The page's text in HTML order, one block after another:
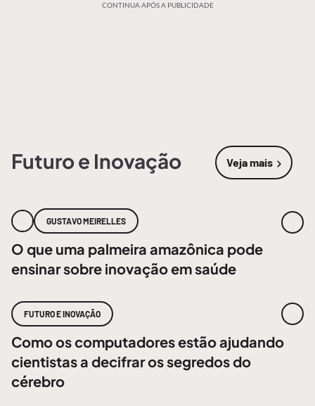
CONTINUA APÓS A PUBLICIDADE
Futuro e Inovação Veja mais
sobre
GUSTAVO MEIRELLES
O que uma palmeira amazônica pode
ensinar sobre inovação em saúde
FUTURO E INOVAÇÃO
Como os computadores estão ajudando
cientistas a decifrar os segredos do
cérebro